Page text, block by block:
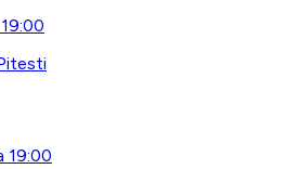
19:00